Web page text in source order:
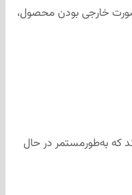
صورت خارجی بودن محصول،
که به‌طورمستمر در حال